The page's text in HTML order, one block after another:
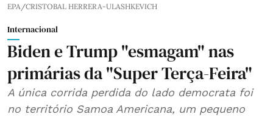
EPA/CRISTOBAL HERRERA-ULASHKEVICH
Internacional
Biden e Trump "esmagam" nas
primárias da "Super Terça-Feira"
A única corrida perdida do lado democrata foi
no território Samoa Americana, um pequeno